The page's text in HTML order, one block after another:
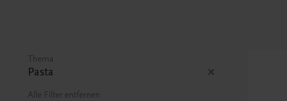
Thema
Pasta
Alle Filter entfernen